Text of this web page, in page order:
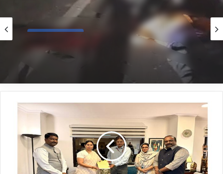
Belagavi News
*ನಿಂತಿದ್ದ ಟ್ರಕ್‌ಗೆ ಬೈಕ್ ಡಿಕ್ಕಿ; ಸವಾರ ಸಾವು*
*ಕೇಂದ್ರದ
ಅಧಿಕಾರಿಗಳನ್ನು
ಸಚಿವೆ
ಹೆಬ್ಬಾಳಕರ್*